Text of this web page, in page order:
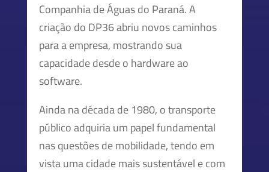
Companhia de Águas do Paraná. A
criação do DP36 abriu novos caminhos
para a empresa, mostrando sua
capacidade desde o hardware ao
software.
Ainda na década de 1980, o transporte
público adquiria um papel fundamental
nas questões de mobilidade, tendo em
vista uma cidade mais sustentável e com